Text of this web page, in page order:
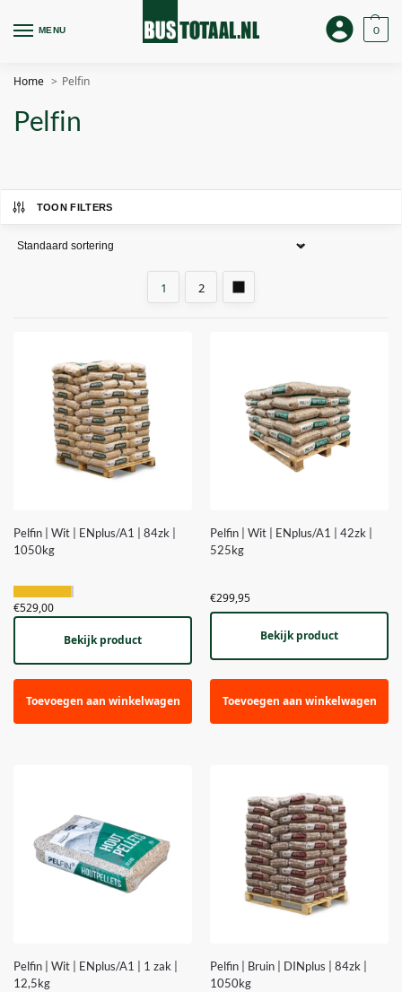
MENU 0
Home Pelfin
Pelfin
TOON FILTERS
1 2
Pelfin | Wit | ENplus/A1 | 84zk |
1050kg
€529,00
Bekijk product
Toevoegen aan winkelwagen
Pelfin | Wit | ENplus/A1 | 42zk |
525kg
€299,95
Bekijk product
Toevoegen aan winkelwagen
Pelfin | Wit | ENplus/A1 | 1 zak |
12,5kg
Pelfin | Bruin | DINplus | 84zk |
1050kg